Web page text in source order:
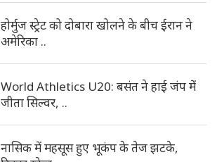
होर्मुज स्ट्रेट को दोबारा खोलने के बीच ईरान ने
अमेरिका ..
World Athletics U20: बसंत ने हाई जंप में
जीता सिल्वर, ..
नासिक में महसूस हुए भूकंप के तेज झटके,